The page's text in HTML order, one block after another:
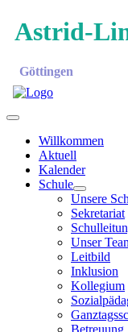
Astrid-
Göttingen
Willkommen
Aktuell
Kalender
Schule
Unsere
Sekretariat
Unser
Leitbild
Inklusion
Kollegium
Betreuung